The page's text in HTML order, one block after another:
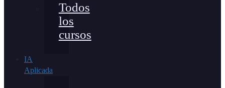
Todos
los
cursos
IA
Aplicada